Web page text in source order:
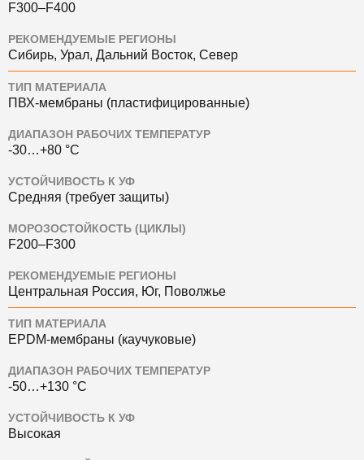
F300–F400
РЕКОМЕНДУЕМЫЕ РЕГИОНЫ
Сибирь, Урал, Дальний Восток, Север
ТИП МАТЕРИАЛА
ПВХ-мембраны (пластифицированные)
ДИАПАЗОН РАБОЧИХ ТЕМПЕРАТУР
-30…+80 °C
УСТОЙЧИВОСТЬ К УФ
Средняя (требует защиты)
МОРОЗОСТОЙКОСТЬ (ЦИКЛЫ)
F200–F300
РЕКОМЕНДУЕМЫЕ РЕГИОНЫ
Центральная Россия, Юг, Поволжье
ТИП МАТЕРИАЛА
EPDM-мембраны (каучуковые)
ДИАПАЗОН РАБОЧИХ ТЕМПЕРАТУР
-50…+130 °C
УСТОЙЧИВОСТЬ К УФ
Высокая